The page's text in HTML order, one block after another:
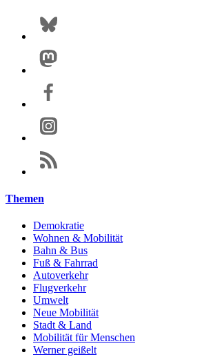
Themen
Demokratie
Wohnen & Mobilität
Bahn & Bus
Fuß & Fahrrad
Autoverkehr
Flugverkehr
Umwelt
Neue Mobilität
Stadt & Land
Mobilität für Menschen
Werner geißelt